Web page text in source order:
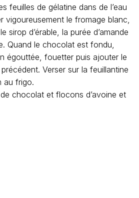
feuilles de gélatine dans de l’eau
vigoureusement le fromage blanc,
sirop d’érable, la purée d’amande
Quand le chocolat est fondu,
égouttée, fouetter puis ajouter le
Verser sur la feuillantine
au frigo.
chocolat et flocons d’avoine et